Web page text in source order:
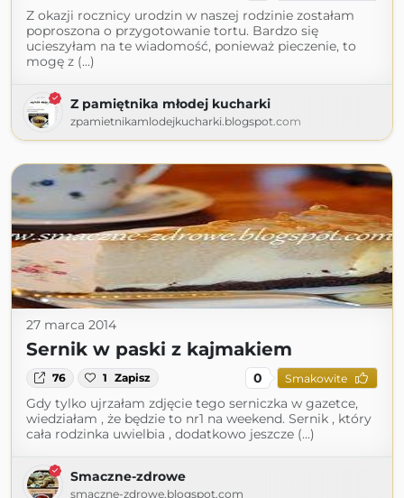
Z okazji rocznicy urodzin w naszej rodzinie zostałam
poproszona o przygotowanie tortu. Bardzo się
ucieszyłam na te wiadomość, ponieważ pieczenie, to
mogę z (...)
Z pamiętnika młodej kucharki
zpamietnikamlodejkucharki.blogspot.com
27 marca 2014
Sernik w paski z kajmakiem
76 1 Zapisz 0 Smakowite
Gdy tylko ujrzałam zdjęcie tego serniczka w gazetce,
wiedziałam , że będzie to nr1 na weekend. Sernik , który
cała rodzinka uwielbia , dodatkowo jeszcze (...)
Smaczne-zdrowe
smaczne-zdrowe.blogspot.com